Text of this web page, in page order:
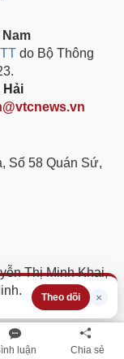
luận Chia sẻ
Theo dõi ×
do Bộ Thông
Hải
Số 58 Quán Sứ,
Thị Minh Khai,